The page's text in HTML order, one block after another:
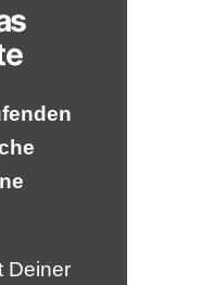
Deiner